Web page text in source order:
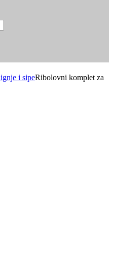
i sipeRibolovni komplet za